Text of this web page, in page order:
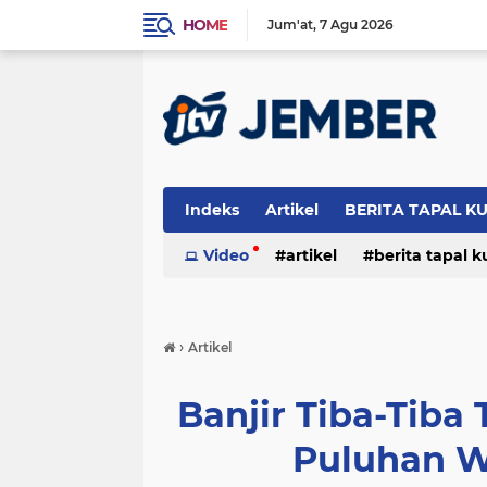
HOME Jum'at 7 Agu 2026
Indeks Artikel BERITA TAPAL
PERISTIWA
Video artikel berita tapal
› Artikel
Banjir Tiba-Tiba
Puluhan